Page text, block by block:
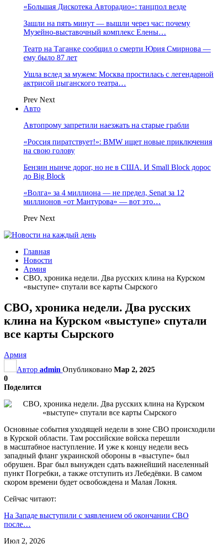
«Большая Дискотека Авторадио»: танцпол везде
Зашли на пять минут — вышли через час: почему
Музейно-выставочный комплекс Елены…
Театр на Таганке сообщил о смерти Юрия Смирнова —
ему было 87 лет
Ушла вслед за мужем: Москва простилась с легендарной
актрисой цыганского театра…
Prev Next
Авто
Автопрому запретили наезжать на старые грабли
«Россия пиратствует!»: BMW ищет новые приключения
на свою голову
Бензин нынче дорог, но не в США. И Small Block дорос
до Big Block
«Волга» за 4 миллиона — не предел, Senat за 12
миллионов «от Мантурова» — вот это…
Prev Next
Главная
Новости
Армия
СВО, хроника недели. Два русских клина на Курском
«выступе» спутали все карты Сырского
СВО, хроника недели. Два русских
клина на Курском «выступе» спутали
все карты Сырского
Армия
Автор admin Опубликовано Мар 2, 2025
0
Поделится
Основные события уходящей недели в зоне СВО происходили
в Курской области. Там российские войска перешли
в масштабное наступление. И уже к концу недели весь
западный фланг украинской обороны в «выступе» был
обрушен. Враг был вынужден сдать важнейший населенный
пункт Погребки, а также отступить из Лебедёвки. В самом
скором времени будет освобождена и Малая Локня.
Сейчас читают:
На Западе выступили с заявлением об окончании СВО
после…
Июл 2, 2026